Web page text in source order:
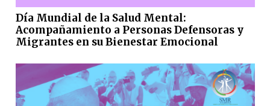
Día Mundial de la Salud Mental:
Acompañamiento a Personas Defensoras y
Migrantes en su Bienestar Emocional